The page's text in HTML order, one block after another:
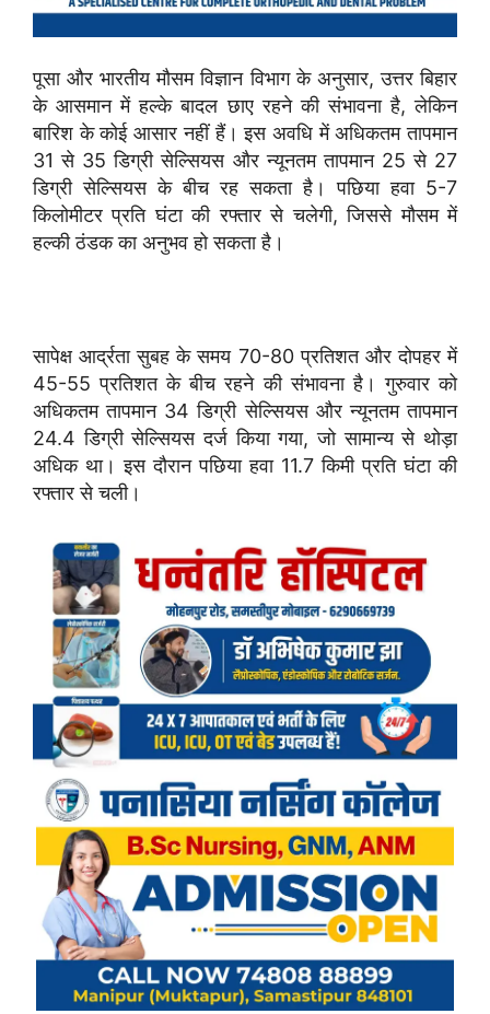
पूसा और भारतीय मौसम विज्ञान विभाग के अनुसार, उत्तर बिहार
के आसमान में हल्के बादल छाए रहने की संभावना है, लेकिन
बारिश के कोई आसार नहीं हैं। इस अवधि में अधिकतम तापमान
31 से 35 डिग्री सेल्सियस और न्यूनतम तापमान 25 से 27
डिग्री सेल्सियस के बीच रह सकता है। पछिया हवा 5-7
किलोमीटर प्रति घंटा की रफ्तार से चलेगी, जिससे मौसम में
हल्की ठंडक का अनुभव हो सकता है।
सापेक्ष आर्द्रता सुबह के समय 70-80 प्रतिशत और दोपहर में
45-55 प्रतिशत के बीच रहने की संभावना है। गुरुवार को
अधिकतम तापमान 34 डिग्री सेल्सियस और न्यूनतम तापमान
24.4 डिग्री सेल्सियस दर्ज किया गया, जो सामान्य से थोड़ा
अधिक था। इस दौरान पछिया हवा 11.7 किमी प्रति घंटा की
रफ्तार से चली।